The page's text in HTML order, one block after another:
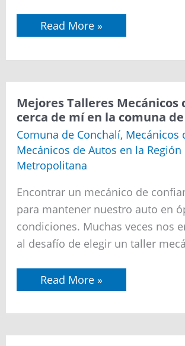
Read More »
Mejores Talleres Mecánicos
cerca de mí en la comuna
Comuna de Conchalí, Mecánicos
Mecánicos de Autos en la Región
Metropolitana
Encontrar un mecánico de
para mantener nuestro auto en
condiciones. Muchas veces nos
al desafío de elegir un taller
Mejores
Talleres
Mecánicos
de
autos
cerca
de
mí
en
la
comuna
de
Conchalí
Read More »